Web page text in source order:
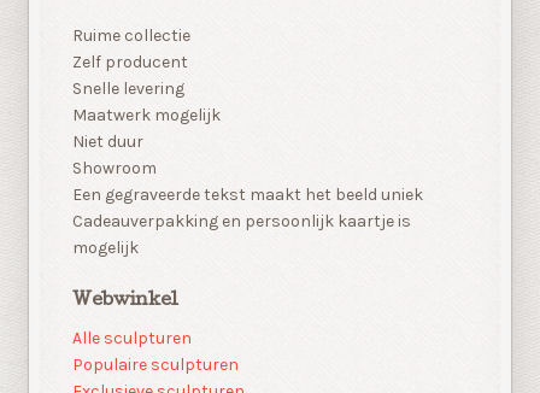
Ruime collectie
Zelf producent
Snelle levering
Maatwerk mogelijk
Niet duur
Showroom
Een gegraveerde tekst maakt het beeld uniek
Cadeauverpakking en persoonlijk kaartje is
mogelijk
Webwinkel
Alle sculpturen
Populaire sculpturen